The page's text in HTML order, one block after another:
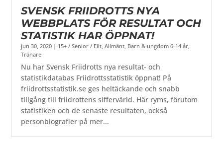
SVENSK FRIIDROTTS NYA
WEBBPLATS FÖR RESULTAT OCH
STATISTIK HAR ÖPPNAT!
jun 30, 2020 | 15+ / Senior / Elit ,Allmänt Barn & ungdom 6-14 år
Tränare
Nu har Svensk Friidrotts nya resultat- och
statistikdatabas Friidrottsstatistik öppnat! På
friidrottsstatistik.se ges heltäckande och snabb
tillgång till friidrottens siffervärld. Här ryms, förutom
statistiken och de senaste resultaten, också
personbiografier på mer...